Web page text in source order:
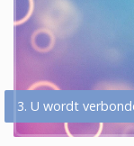
3. U wordt